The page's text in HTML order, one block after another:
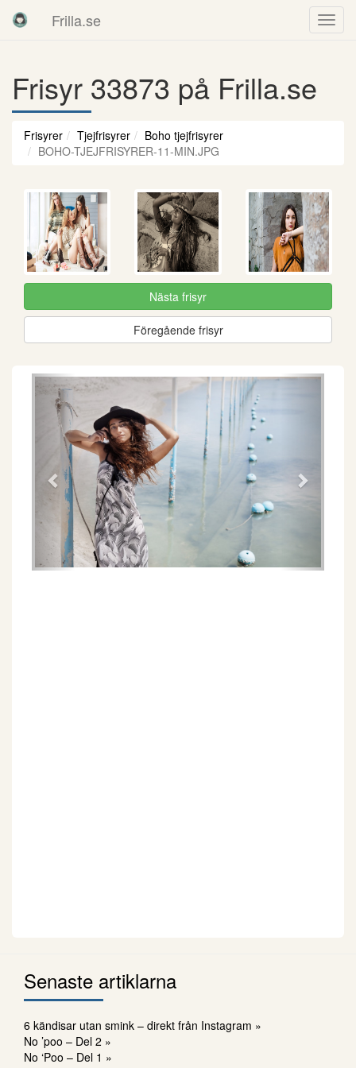
Frilla.se
Frisyr 33873 på Frilla.se
Frisyrer Tjejfrisyrer
Boho tjejfrisyrer
BOHO-TJEJFRISYRER-11-MIN.JPG
Nästa frisyr
Föregående frisyr
Föregående
Senaste artiklarna
6 kändisar utan smink – direkt från Instagram »
No ’poo – Del 2 »
No ‘Poo – Del 1 »